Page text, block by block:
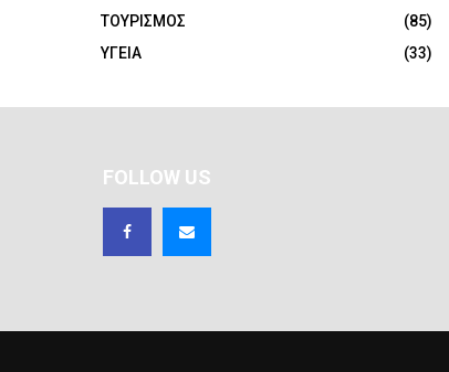
ΤΟΥΡΙΣΜΟΣ
(85)
ΥΓΕΙΑ
(33)
FOLLOW US